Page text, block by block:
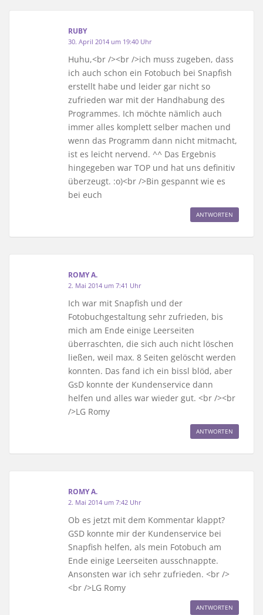
RUBY
30. April 2014 um 19:40 Uhr
Huhu,<br /><br />ich muss zugeben, dass
ich auch schon ein Fotobuch bei Snapfish
erstellt habe und leider gar nicht so
zufrieden war mit der Handhabung des
Programmes. Ich möchte nämlich auch
immer alles komplett selber machen und
wenn das Programm dann nicht mitmacht,
ist es leicht nervend. ^^ Das Ergebnis
hingegeben war TOP und hat uns definitiv
überzeugt. :o)<br />Bin gespannt wie es
bei euch
ANTWORTEN
ROMY A.
2. Mai 2014 um 7:41 Uhr
Ich war mit Snapfish und der
Fotobuchgestaltung sehr zufrieden, bis
mich am Ende einige Leerseiten
überraschten, die sich auch nicht löschen
ließen, weil max. 8 Seiten gelöscht werden
konnten. Das fand ich ein bissl blöd, aber
GsD konnte der Kundenservice dann
helfen und alles war wieder gut. <br /><br
/>LG Romy
ANTWORTEN
ROMY A.
2. Mai 2014 um 7:42 Uhr
Ob es jetzt mit dem Kommentar klappt?
GSD konnte mir der Kundenservice bei
Snapfish helfen, als mein Fotobuch am
Ende einige Leerseiten ausschnappte.
Ansonsten war ich sehr zufrieden. <br />
<br />LG Romy
ANTWORTEN